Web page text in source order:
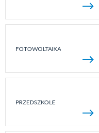
FOTOWOLTAIKA
PRZEDSZKOLE